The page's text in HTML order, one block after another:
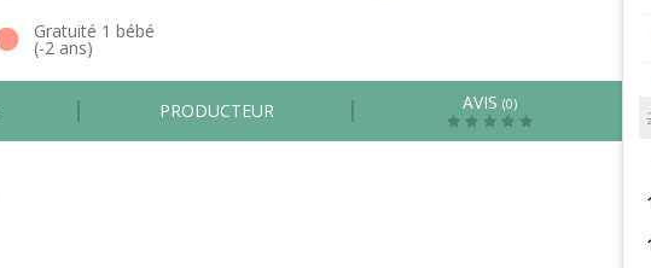
Gratuité 1 bébé
(-2 ans)
PRODUCTEUR AVIS(0)